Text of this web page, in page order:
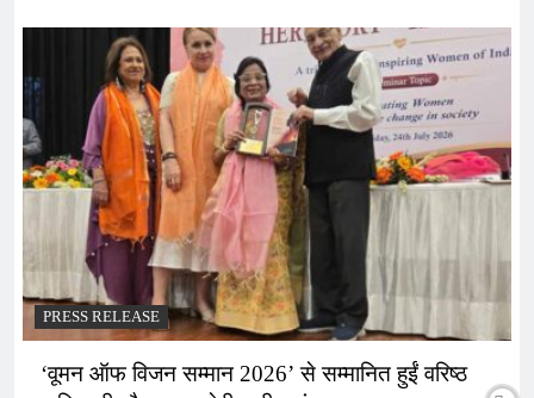
PRESS RELEASE
‘वूमन ऑफ विजन सम्मान 2026’ से सम्मानित हुईं वरिष्ठ